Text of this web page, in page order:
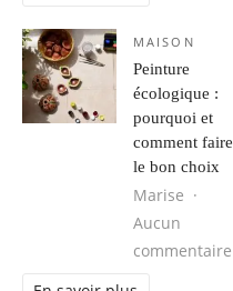
MAISON
Peinture
écologique :
pourquoi et
comment faire
le bon choix
Marise
Aucun
commentaire